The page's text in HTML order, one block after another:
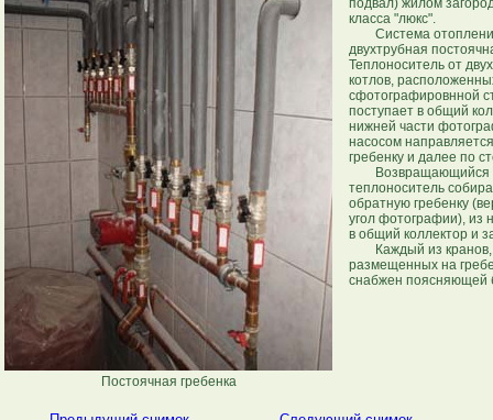
Постоячная гребенка
подвал) жилом
класса "люкс".
Система
двухтрубная
Теплоноситель от
котлов,
сфотографировнной
поступает в общий
нижней части
насосом
гребенку и далее по
Возвращающийся
теплоноситель
обратную гребенку
угол фотографии), из
в общий коллектор и
Каждый из кранов,
размещенных на
снабжен поясняющей